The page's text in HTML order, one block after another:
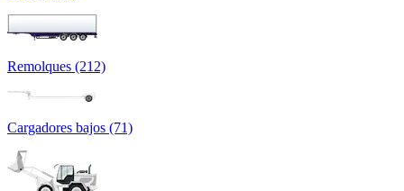
Remolques (212)
Cargadores bajos (71)